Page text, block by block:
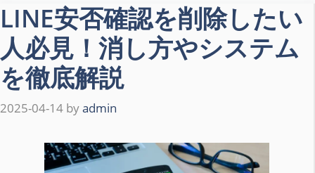
LINE安否確認を削除したい
人必見！消し方やシステム
を徹底解説
2025-04-14 byadmin